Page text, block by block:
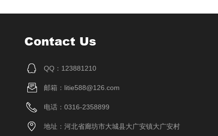
Contact Us
QQ：123881210
邮箱：litie588@126.com
电话：0316-2358899
地址：河北省廊坊市大城县大广安镇大广安村